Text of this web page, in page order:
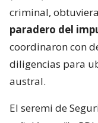
criminal,
paradero del
coordinaron con
diligencias para
austral.
El seremi de